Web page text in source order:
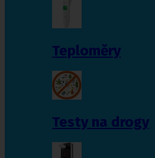
Teploměry
Testy na drogy